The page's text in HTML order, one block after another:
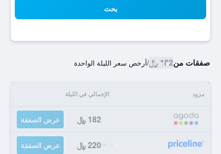
بحث
صفقات من182 ﷼ /أرخص سعر الليلة الواحدة
مزود الإجمالي في الليلة
182 ﷼ عرض الصفقة
220 ﷼ عرض الصفقة